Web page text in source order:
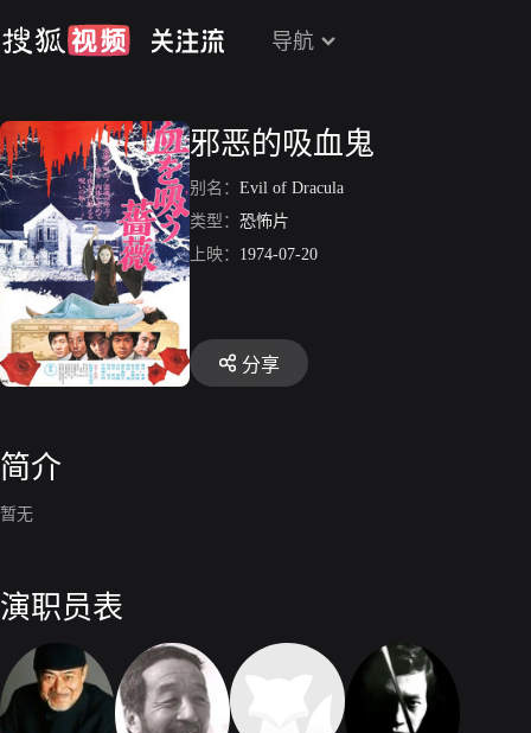
导航
邪恶的吸血鬼
别名： Evil of Dracula
类型： 恐怖片
上映： 1974-07-20
分享
简介
暂无
演职员表